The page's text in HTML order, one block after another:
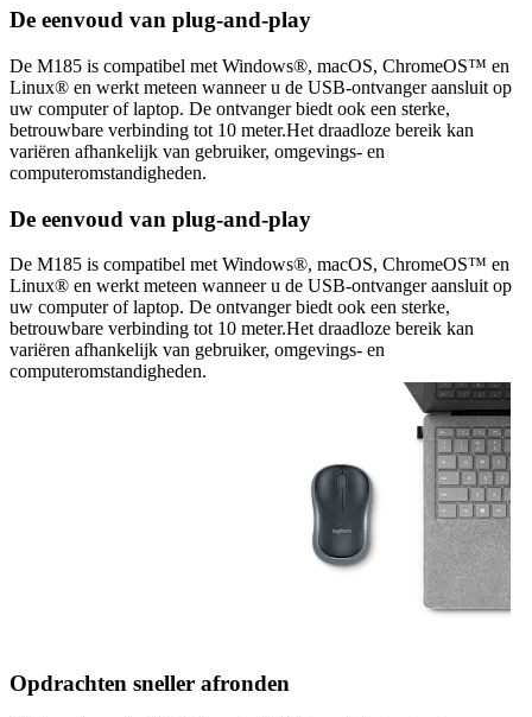
De eenvoud van plug-and-play
De M185 is compatibel met Windows®, macOS, ChromeOS™ en
Linux® en werkt meteen wanneer u de USB-ontvanger aansluit op
uw computer of laptop. De ontvanger biedt ook een sterke,
betrouwbare verbinding tot 10 meter.Het draadloze bereik kan
variëren afhankelijk van gebruiker, omgevings- en
computeromstandigheden.
De eenvoud van plug-and-play
De M185 is compatibel met Windows®, macOS, ChromeOS™ en
Linux® en werkt meteen wanneer u de USB-ontvanger aansluit op
uw computer of laptop. De ontvanger biedt ook een sterke,
betrouwbare verbinding tot 10 meter.Het draadloze bereik kan
variëren afhankelijk van gebruiker, omgevings- en
computeromstandigheden.
Opdrachten sneller afronden